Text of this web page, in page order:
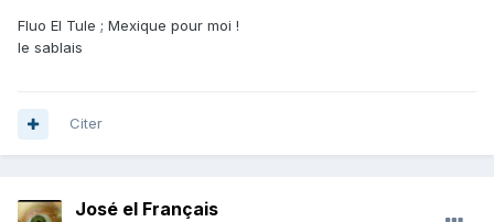
Fluo El Tule ; Mexique pour moi !
le sablais
Citer
José el Français